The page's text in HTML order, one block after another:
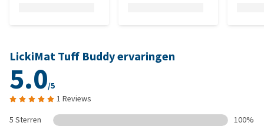
LickiMat Tuff Buddy ervaringen
5.0/5
1 Reviews
5 Sterren
100%